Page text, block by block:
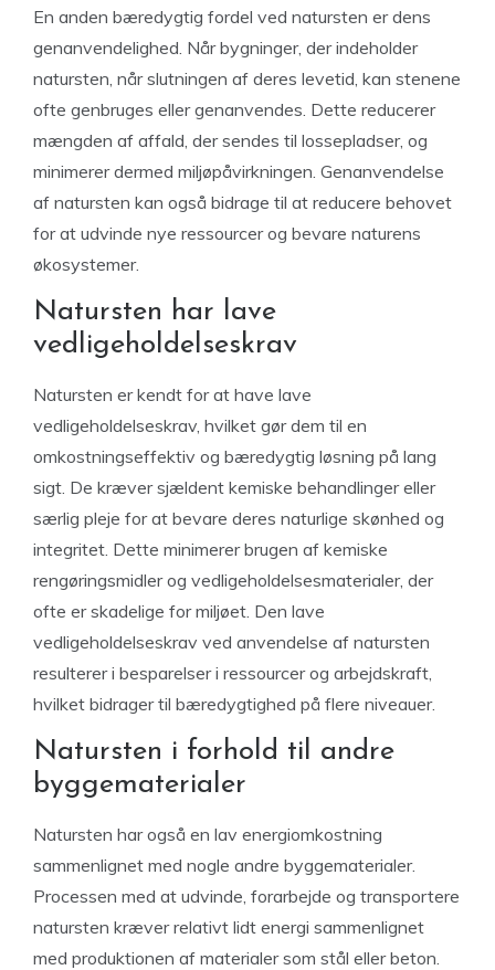
En anden bæredygtig fordel ved natursten er dens
genanvendelighed. Når bygninger, der indeholder
natursten, når slutningen af deres levetid, kan stenene
ofte genbruges eller genanvendes. Dette reducerer
mængden af affald, der sendes til lossepladser, og
minimerer dermed miljøpåvirkningen. Genanvendelse
af natursten kan også bidrage til at reducere behovet
for at udvinde nye ressourcer og bevare naturens
økosystemer.
Natursten har lave
vedligeholdelseskrav
Natursten er kendt for at have lave
vedligeholdelseskrav, hvilket gør dem til en
omkostningseffektiv og bæredygtig løsning på lang
sigt. De kræver sjældent kemiske behandlinger eller
særlig pleje for at bevare deres naturlige skønhed og
integritet. Dette minimerer brugen af kemiske
rengøringsmidler og vedligeholdelsesmaterialer, der
ofte er skadelige for miljøet. Den lave
vedligeholdelseskrav ved anvendelse af natursten
resulterer i besparelser i ressourcer og arbejdskraft,
hvilket bidrager til bæredygtighed på flere niveauer.
Natursten i forhold til andre
byggematerialer
Natursten har også en lav energiomkostning
sammenlignet med nogle andre byggematerialer.
Processen med at udvinde, forarbejde og transportere
natursten kræver relativt lidt energi sammenlignet
med produktionen af materialer som stål eller beton.